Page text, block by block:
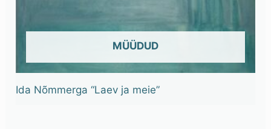
OUT OF STOCK
Ida Nõmmerga “Laev ja meie”